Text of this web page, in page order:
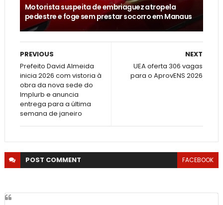
Motorista suspeita de embriaguez atropela
pedestre e foge sem prestar socorro em Manaus
NEXT
UEA oferta 306 vagas
para o AprovENS 2026
PREVIOUS
Prefeito David Almeida
inicia 2026 com vistoria à
obra da nova sede do
Implurb e anuncia
entrega para a última
semana de janeiro
POST COMMENT FACEBOOK